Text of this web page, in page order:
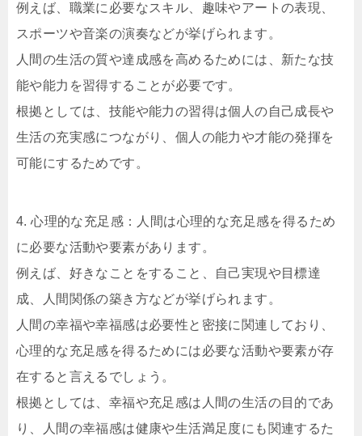
例えば、職業に必要なスキル、趣味やアートの表現、
スポーツや音楽の演奏などが挙げられます。
人間の生活の質や達成感を高めるためには、新たな技
能や能力を習得することが必要です。
根拠としては、技能や能力の習得は個人の自己成長や
生活の充実感につながり、個人の能力や才能の発揮を
可能にするためです。
4. 心理的な充足感：人間は心理的な充足感を得るため
に必要な活動や要素があります。
例えば、好きなことをすること、自己実現や目標達
成、人間関係の築き方などが挙げられます。
人間の幸福や幸福感は必要性と密接に関連しており、
心理的な充足感を得るためには必要な活動や要素が存
在すると言えるでしょう。
根拠としては、幸福や充足感は人間の生活の目的であ
り、人間の幸福感は健康や生活満足度にも関連するた